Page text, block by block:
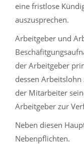
eine fristlose
auszusprechen.
Arbeitgeber und
der Arbeitgeber
dessen
der Mitarbeiter
Arbeitgeber zur
Neben diesen
Nebenpflichten.